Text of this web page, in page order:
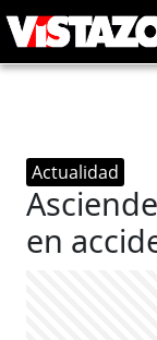
Actualidad
en